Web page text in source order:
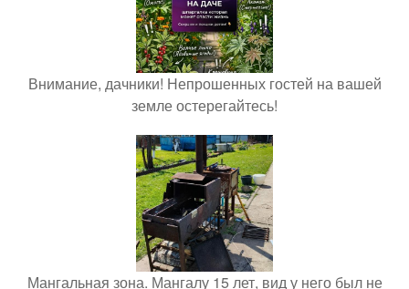
Внимание, дачники! Непрошенных гостей на вашей
земле остерегайтесь!
Мангальная зона. Мангалу 15 лет, вид у него был не